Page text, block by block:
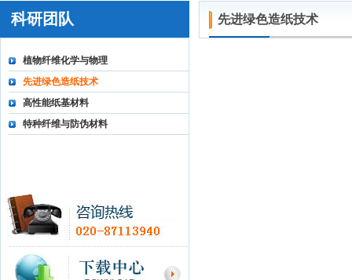
科研团队
植物纤维化学与物理
先进绿色造纸技术
高性能纸基材料
特种纤维与防伪材料
先进绿色造纸技术